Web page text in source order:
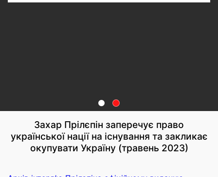
Захар Прілєпін заперечує право
української нації на існування та закликає
окупувати Україну (травень 2023)